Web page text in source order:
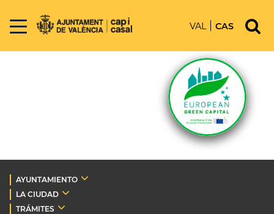
VAL CAS
AYUNTAMIENTO
LA CIUDAD
TRÁMITES